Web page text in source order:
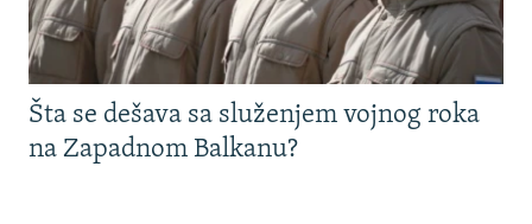
Šta se dešava sa služenjem vojnog roka
na Zapadnom Balkanu?